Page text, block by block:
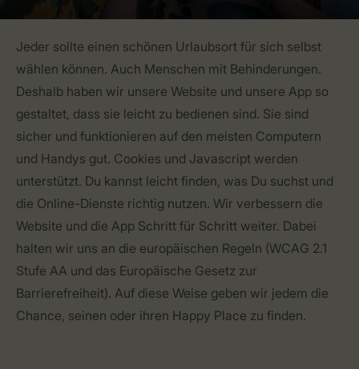
Jeder sollte einen schönen Urlaubsort für sich selbst
wählen können. Auch Menschen mit Behinderungen.
Deshalb haben wir unsere Website und unsere App so
gestaltet, dass sie leicht zu bedienen sind. Sie sind
sicher und funktionieren auf den meisten Computern
und Handys gut. Cookies und Javascript werden
unterstützt. Du kannst leicht finden, was Du suchst und
die Online-Dienste richtig nutzen. Wir verbessern die
Website und die App Schritt für Schritt weiter. Dabei
halten wir uns an die europäischen Regeln (WCAG 2.1
Stufe AA und das Europäische Gesetz zur
Barrierefreiheit). Auf diese Weise geben wir jedem die
Chance, seinen oder ihren Happy Place zu finden.